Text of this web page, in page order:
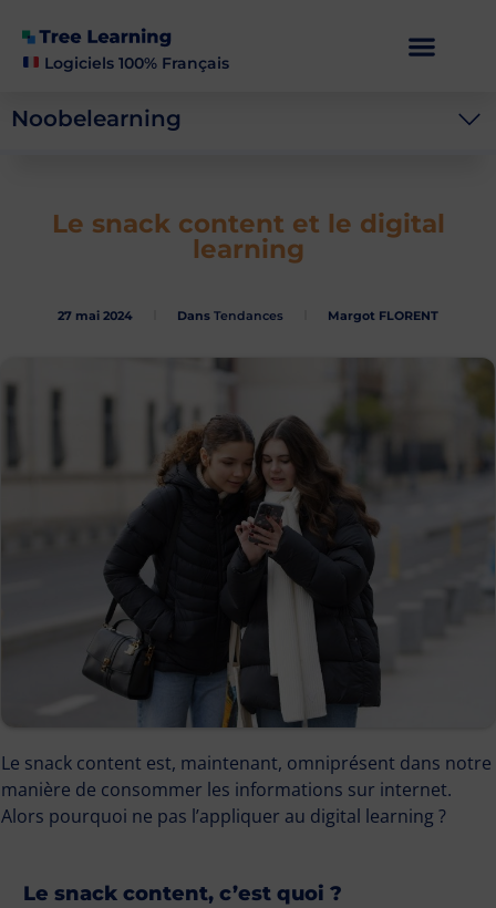
Logiciels 100% Français
Noobelearning
Le snack content et le digital
learning
27 mai 2024 Dans Tendances Margot FLORENT
Le snack content est, maintenant, omniprésent dans notre
manière de consommer les informations sur internet.
Alors pourquoi ne pas l’appliquer au digital learning ?
Le snack content, c’est quoi ?